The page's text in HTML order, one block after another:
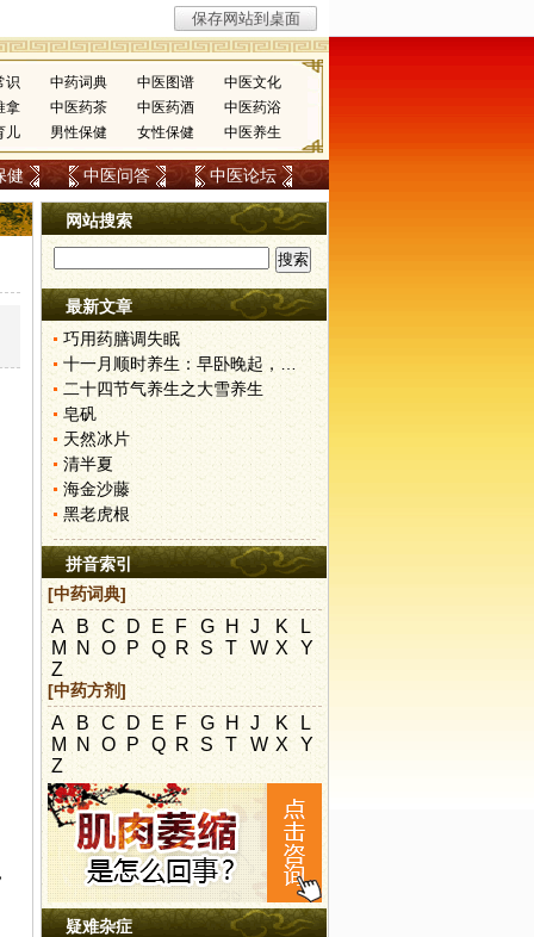
识 中药词典 中医图谱
中医文化
拿
中医药茶 中医药酒
中医药浴
儿
男性保健 女性保健 中医养生
健 中医问答 中医论坛
网站搜索
最新文章
巧用药膳调失眠
十一月顺时养生：早卧晚起，保护阳气
二十四节气养生之大雪养生
皂矾
天然冰片
清半夏
海金沙藤
黑老虎根
拼音索引
[中药词典]
A B C D E F G H J K
L
M N O P Q R S T W X
Y
Z
[中药方剂]
A B C D E F G H J K
L
M N O P Q R S T W X
Y
Z
疑难杂症